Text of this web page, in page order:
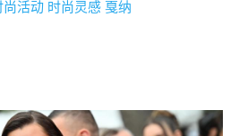
尚活动 时尚灵感 戛纳